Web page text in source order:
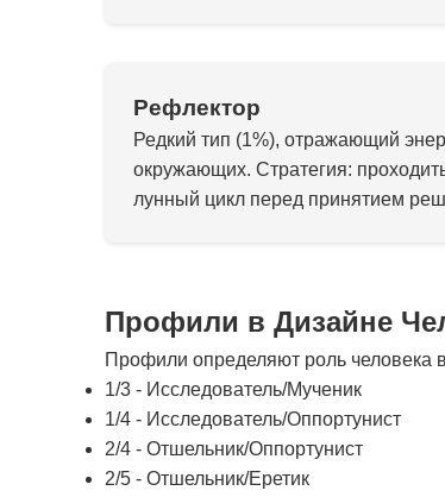
Рефлектор
Редкий тип (1%), отражающий
окружающих. Стратегия:
лунный цикл перед принятием
Профили в Дизайне
Профили определяют роль человека
1/3 - Исследователь/Мученик
1/4 - Исследователь/Оппортунист
2/4 - Отшельник/Оппортунист
2/5 - Отшельник/Еретик